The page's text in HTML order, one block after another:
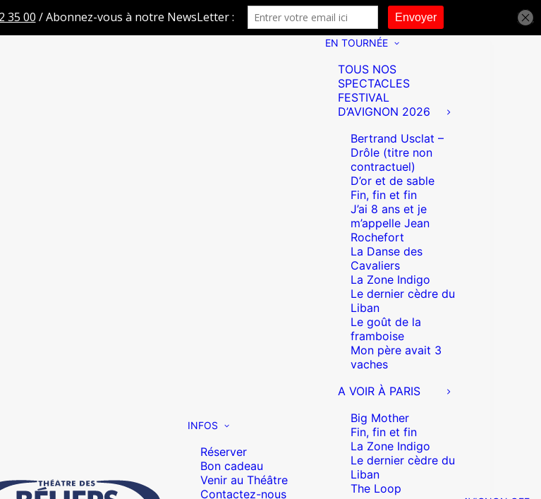
INFOS
Réserver
Bon cadeau
Venir au Théâtre
Contactez-nous
EN TOURNÉE
TOUS NOS
SPECTACLES
FESTIVAL
D’AVIGNON 2026
Bertrand Usclat –
Drôle (titre non
contractuel)
D’or et de sable
Fin, fin et fin
J’ai 8 ans et je
m’appelle Jean
Rochefort
La Danse des
Cavaliers
La Zone Indigo
Le dernier cèdre du
Liban
Le goût de la
framboise
Mon père avait 3
vaches
A VOIR À PARIS
Big Mother
Fin, fin et fin
La Zone Indigo
Le dernier cèdre du
Liban
The Loop